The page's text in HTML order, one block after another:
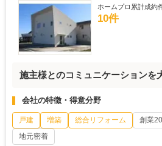
ホームプロ累計成約
10件
施主様とのコミュニケーションを
会社の特徴・得意分野
戸建 増築 総合リフォーム 創業
地元密着